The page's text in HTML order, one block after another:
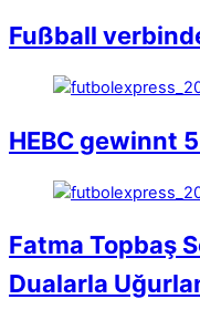
Fußball
HEBC gewinnt
Fatma Topbaş
Dualarla